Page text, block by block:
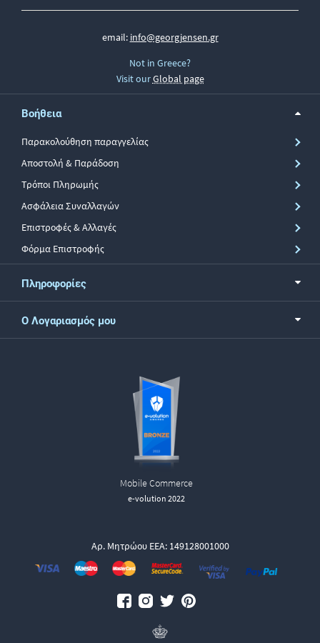
email: info@georgjensen.gr
Not in Greece?
Visit ourGlobal page
Βοήθεια
Παρακολούθηση παραγγελίας
Αποστολή & Παράδοση
Τρόποι Πληρωμής
Ασφάλεια Συναλλαγών
Επιστροφές & Αλλαγές
Φόρμα Επιστροφής
Πληροφορίες
Ο Λογαριασμός μου
Mobile Commerce
e-volution 2022
Αρ. Μητρώου ΕΕΑ: 149128001000